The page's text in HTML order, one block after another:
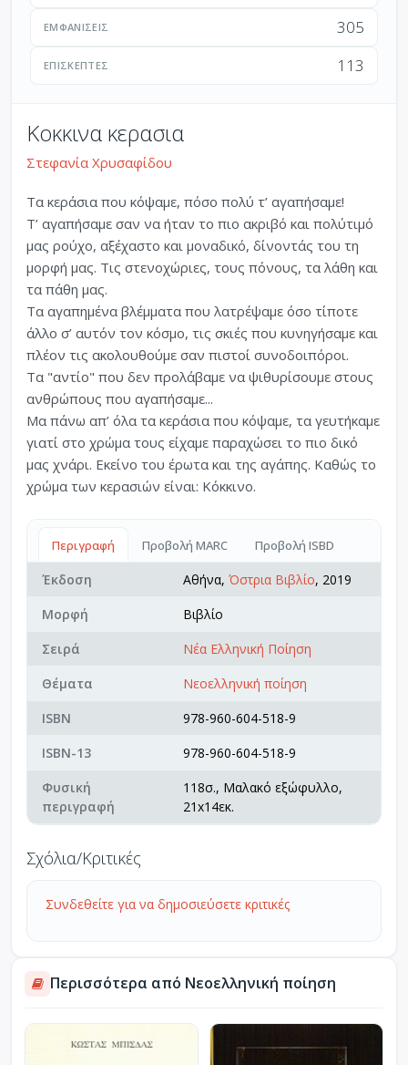
ΕΜΦΑΝΊΣΕΙΣ 305
ΕΠΙΣΚΈΠΤΕΣ 113
Κοκκινα κερασια
Στεφανία Χρυσαφίδου
Τα κεράσια που κόψαμε, πόσο πολύ τ’ αγαπήσαμε!
Τ’ αγαπήσαμε σαν να ήταν το πιο ακριβό και πολύτιμό
μας ρούχο, αξέχαστο και μοναδικό, δίνοντάς του τη
μορφή μας. Τις στενοχώριες, τους πόνους, τα λάθη και
τα πάθη μας.
Τα αγαπημένα βλέμματα που λατρέψαμε όσο τίποτε
άλλο σ’ αυτόν τον κόσμο, τις σκιές που κυνηγήσαμε και
πλέον τις ακολουθούμε σαν πιστοί συνοδοιπόροι.
Τα "αντίο" που δεν προλάβαμε να ψιθυρίσουμε στους
ανθρώπους που αγαπήσαμε...
Μα πάνω απ’ όλα τα κεράσια που κόψαμε, τα γευτήκαμε
γιατί στο χρώμα τους είχαμε παραχώσει το πιο δικό
μας χνάρι. Εκείνο του έρωτα και της αγάπης. Καθώς το
χρώμα των κερασιών είναι: Κόκκινο.
Περιγραφή Προβολή MARC Προβολή ISBD
Έκδοση Αθήνα, Όστρια Βιβλίο, 2019
Μορφή
Βιβλίο
Σειρά
Νέα Ελληνική Ποίηση
Θέματα
Νεοελληνική ποίηση
ISBN
978-960-604-518-9
ISBN-13
978-960-604-518-9
Φυσική
περιγραφή
118σ., Μαλακό εξώφυλλο,
21x14εκ.
Σχόλια/Κριτικές
Συνδεθείτε για να δημοσιεύσετε κριτικές
Περισσότερα από Νεοελληνική ποίηση